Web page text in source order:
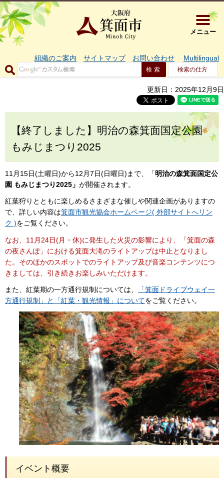
大阪府箕
メニュー
組織のご案内 サイトマップ お問い合わせ Multilingual
検索の仕方
更新日：2025年12月9日
【終了しました】明治の森箕面国定公園
もみじまつり2025
11月15日(土曜日)から12月7日(日曜日)まで、「明治の森箕面国定公
園 もみじまつり2025」 が開催されます。
紅葉狩りとともに楽しめるさまざまな催しや関連企画がありますの
で、詳しい内容は箕面市観光協会ホームページ( 外部サイトへリン
ク )をご覧ください。
なお、11月24日(月・休)に発生した火災の影響により、「箕面の森
の夜さんぽ」における箕面大滝のライトアップは中止となりまし
た。そのほかのスポットでのライトアップ及び音楽コンテンツにつ
きましては、引き続きお楽しみいただけます。
また、紅葉期の一方通行規制については、
「箕面ドライブウェイ一
方通行規制」と「紅葉・観光情報」についてをご覧ください。
イベント概要